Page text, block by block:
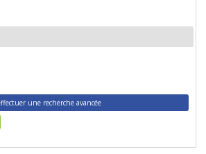
une recherche avancée